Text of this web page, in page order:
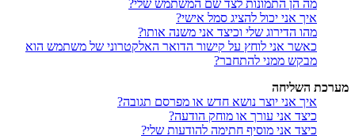
מה הן התמונות לצד שם המשתמש שלי?
איך אני יכול להציג סמל אישי?
מהו הדירוג שלי וכיצד אני משנה אותו?
כאשר אני לוחץ על קישור הדואר האלקטרוני של משתמש הוא
מבקש ממני להתחבר?
מערכת השליחה
איך אני יוצר נושא חדש או מפרסם תגובה?
כיצד אני עורך או מוחק הודעה?
כיצד אני מוסיף חתימה להודעות שלי?